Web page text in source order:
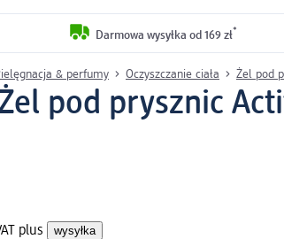
Darmowa wysyłka od 169 zł*
& perfumy Oczyszczanie ciała Żel pod
pod prysznic
plus wysyłka